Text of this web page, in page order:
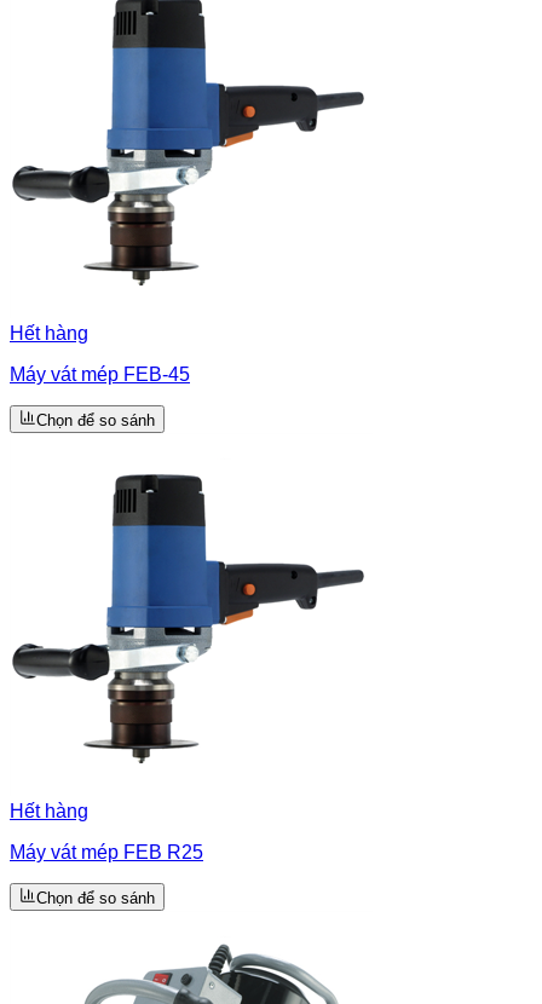
Hết hàng
Máy vát mép FEB-45
Chọn để so sánh
Hết hàng
Máy vát mép FEB R25
Chọn để so sánh